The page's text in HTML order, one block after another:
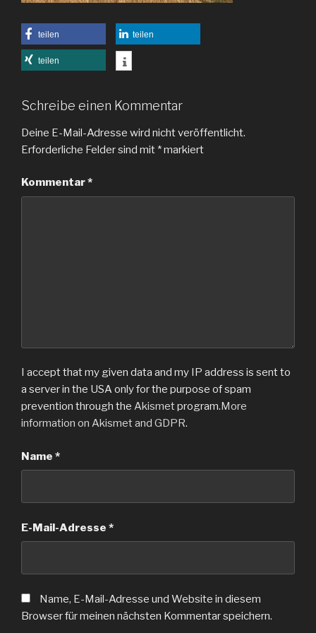
teilen teilen
teilen
Schreibe einen Kommentar
Deine E-Mail-Adresse wird nicht veröffentlicht.
Erforderliche Felder sind mit *markiert
Kommentar*
I accept that my given data and my IP address is sent to
a server in the USA only for the purpose of spam
prevention through the Akismetprogram.More
information on Akismet and GDPR.
Name *
E-Mail-Adresse *
Name, E-Mail-Adresse und Website in diesem
Browser für meinen nächsten Kommentar speichern.